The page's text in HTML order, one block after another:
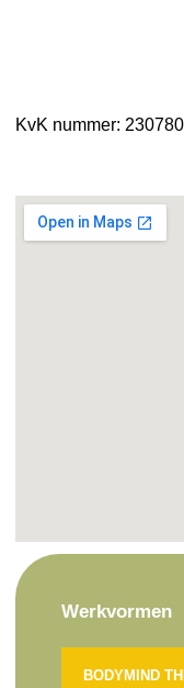
KvK nummer:
Werkvormen
BODYMIND